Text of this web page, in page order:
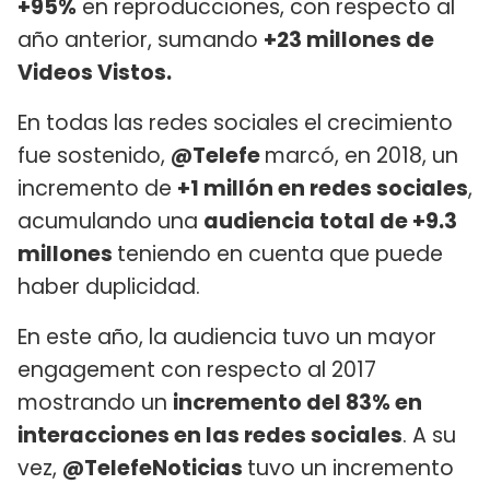
+95% en reproducciones, con respecto al
año anterior, sumando +23 millones de
Videos Vistos.
En todas las redes sociales el crecimiento
fue sostenido, @Telefemarcó, en 2018, un
incremento de +1 millón en redes sociales,
acumulando una audiencia total de +9.3
millones teniendo en cuenta que puede
haber duplicidad.
En este año, la audiencia tuvo un mayor
engagement con respecto al 2017
mostrando un incremento del 83% en
interacciones en las redes sociales. A su
vez, @TelefeNoticias tuvo un incremento